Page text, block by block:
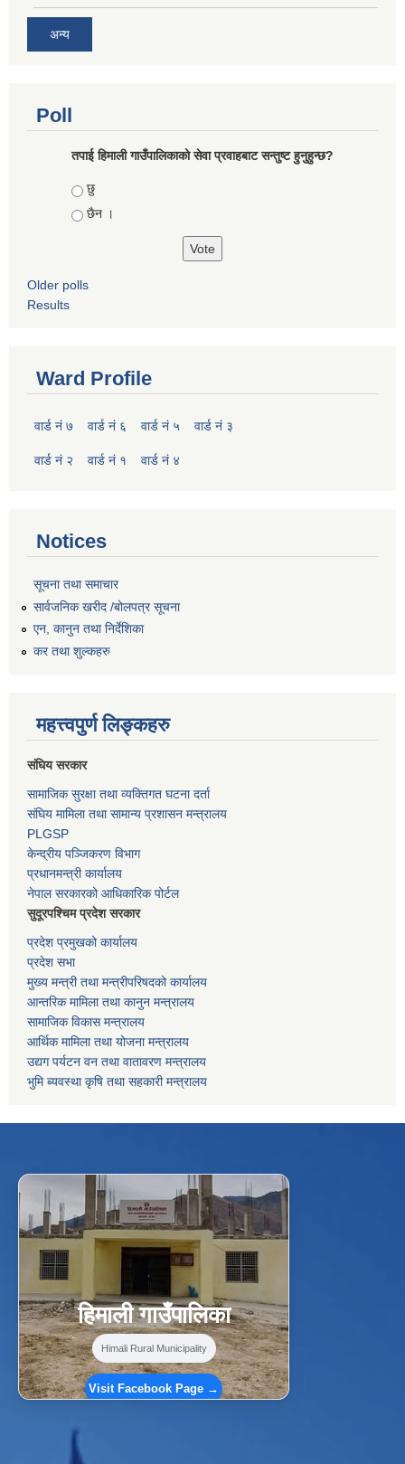
अन्य
Poll
तपाई हिमाली गाउँपालिकाको सेवा प्रवाहबाट सन्तुष्ट हुनुहुन्छ?
Choices
छु
छैन ।
Older polls
Results
Ward Profile
वार्ड नं ७ वार्ड नं ६ वार्ड नं ५ वार्ड नं ३
वार्ड नं २ वार्ड नं १ वार्ड नं ४
Notices
सूचना तथा समाचार
सार्वजनिक खरीद /बोलपत्र सूचना
एन, कानुन तथा निर्देशिका
कर तथा शुल्कहरु
महत्त्वपुर्ण लिङ्कहरु
संघिय सरकार
सामाजिक सुरक्षा तथा व्यक्तिगत घटना दर्ता
संघिय मामिला तथा सामान्य प्रशासन मन्त्रालय
PLGSP
केन्द्रीय पञ्जिकरण विभाग
प्रधानमन्त्री कार्यालय
नेपाल सरकारको आधिकारिक पोर्टल
सुदूरपश्चिम प्रदेश सरकार
प्रदेश प्रमुखको कार्यालय
प्रदेश सभा
मुख्य मन्त्री तथा मन्त्रीपरिषदको कार्यालय
आन्तरिक मामिला तथा कानुन मन्त्रालय
सामाजिक विकास मन्त्रालय
आर्थिक मामिला तथा योजना मन्त्रालय
उद्यग पर्यटन वन तथा वातावरण मन्त्रालय
भुमि ब्यवस्था कृषि तथा सहकारी मन्त्रालय
f Facebook ⋯
हिमाली गाउँपालिका
Himali Rural Municipality
Visit Facebook Page →